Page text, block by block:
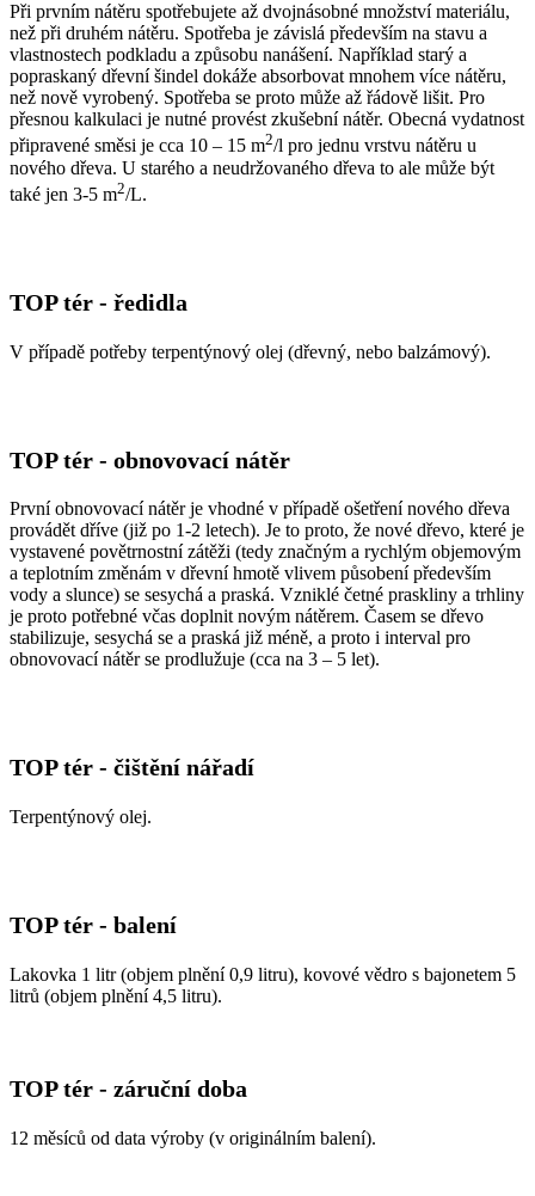
Při prvním nátěru spotřebujete až dvojnásobné množství materiálu,
než při druhém nátěru. Spotřeba je závislá především na stavu a
vlastnostech podkladu a způsobu nanášení. Například starý a
popraskaný dřevní šindel dokáže absorbovat mnohem více nátěru,
než nově vyrobený. Spotřeba se proto může až řádově lišit. Pro
přesnou kalkulaci je nutné provést zkušební nátěr. Obecná vydatnost
připravené směsi je cca 10 – 15 m2/l pro jednu vrstvu nátěru u
nového dřeva. U starého a neudržovaného dřeva to ale může být
také jen 3-5 m2/L.
TOP tér - ředidla
V případě potřeby terpentýnový olej (dřevný, nebo balzámový).
TOP tér - obnovovací nátěr
První obnovovací nátěr je vhodné v případě ošetření nového dřeva
provádět dříve (již po 1-2 letech). Je to proto, že nové dřevo, které je
vystavené povětrnostní zátěži (tedy značným a rychlým objemovým
a teplotním změnám v dřevní hmotě vlivem působení především
vody a slunce) se sesychá a praská. Vzniklé četné praskliny a trhliny
je proto potřebné včas doplnit novým nátěrem. Časem se dřevo
stabilizuje, sesychá se a praská již méně, a proto i interval pro
obnovovací nátěr se prodlužuje (cca na 3 – 5 let).
TOP tér - čištění nářadí
Terpentýnový olej.
TOP tér - balení
Lakovka 1 litr (objem plnění 0,9 litru), kovové vědro s bajonetem 5
litrů (objem plnění 4,5 litru).
TOP tér - záruční doba
12 měsíců od data výroby (v originálním balení).